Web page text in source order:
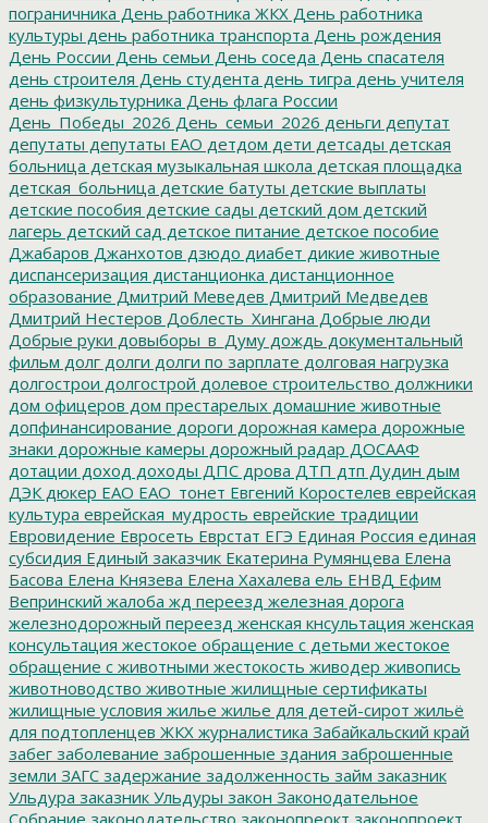
пограничника День работника ЖКХ День работника
культуры день работника транспорта День рождения
День России День семьи День соседа День спасателя
день строителя День студента день тигра день учителя
день физкультурника День флага России
День_Победы_2026 День_семьи_2026 деньги депутат
депутаты депутаты ЕАО детдом дети детсады детская
больница детская музыкальная школа детская площадка
детская_больница детские батуты детские выплаты
детские пособия детские сады детский дом детский
лагерь детский сад детское питание детское пособие
Джабаров Джанхотов дзюдо диабет дикие животные
диспансеризация дистанционка дистанционное
образование Дмитрий Меведев Дмитрий Медведев
Дмитрий Нестеров Доблесть_Хингана Добрые люди
Добрые руки довыборы_в_Думу дождь документальный
фильм долг долги долги по зарплате долговая нагрузка
долгострои долгострой долевое строительство должники
дом офицеров дом престарелых домашние животные
допфинансирование дороги дорожная камера дорожные
знаки дорожные камеры дорожный радар ДОСААФ
дотации доход доходы ДПС дрова ДТП дтп Дудин дым
ДЭК дюкер ЕАО ЕАО_тонет Евгений Коростелев еврейская
культура еврейская_мудрость еврейские традиции
Евровидение Евросеть Еврстат ЕГЭ Единая Россия единая
субсидия Единый заказчик Екатерина Румянцева Елена
Басова Елена Князева Елена Хахалева ель ЕНВД Ефим
Вепринский жалоба жд переезд железная дорога
железнодорожный переезд женская кнсультация женская
консультация жестокое обращение с детьми жестокое
обращение с животными жестокость живодер живопись
животноводство животные жилищные сертификаты
жилищные условия жилье жилье для детей-сирот жильё
для подтопленцев ЖКХ журналистика Забайкальский край
забег заболевание заброшенные здания заброшенные
земли ЗАГС задержание задолженность займ заказник
Ульдура заказник Ульдуры закон Законодательное
Собрание законодательство законопреокт законопроект